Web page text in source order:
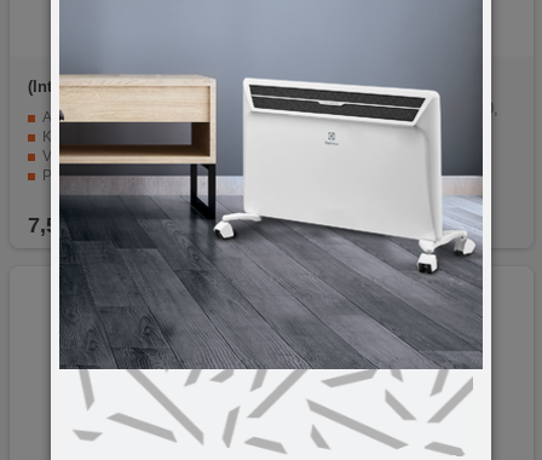
(Intenso) LR14 / C
Alkalna baterija
Kapacitet 8000 mAh
Visina 50 mm
Prečnik 25.5 mm
Blister pakiranje 2 komada
7,50
(Intenso) AA LR6 100pcs
Baterija alkalna, AA LR6/100,
1,5 V, pak. 100 kom
65,90KM